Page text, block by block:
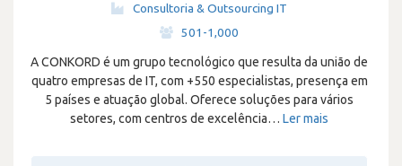
Consultoria & Outsourcing IT
501-1,000
A CONKORD é um grupo tecnológico que resulta da união de
quatro empresas de IT, com +550 especialistas, presença em
5 países e atuação global. Oferece soluções para vários
setores, com centros de excelência… Ler mais